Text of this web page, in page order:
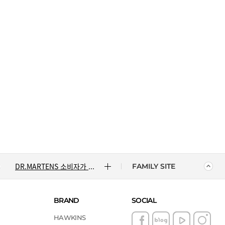
DR.MARTENS 소비자가 변동 안내 FAMILY SITE
BRAND
HAWKINS
SOCIAL